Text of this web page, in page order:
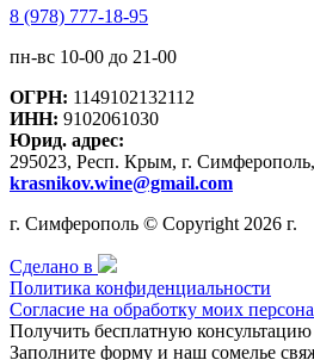
8 (978) 777-18-95
пн-вс 10-00 до 21-00
ОГРН: 1149102132112
ИНН: 9102061030
Юрид. адрес:
295023, Респ. Крым, г.
krasnikov.wine@gmail.com
г. Симферополь © Copyright 2026 г.
Сделано в
Политика конфиденциальности
Согласие на обработку моих
Получить бесплатную
Заполните форму и наш сомелье